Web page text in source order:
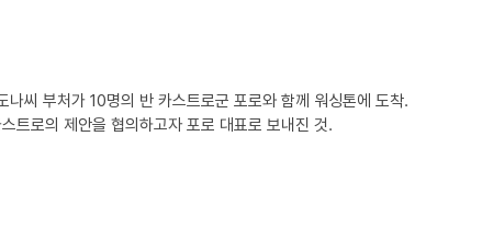
씨 부처가 10명의 반 카스트로군 포로와 함께 워싱톤에 도착.
트로의 제안을 협의하고자 포로 대표로 보내진 것.